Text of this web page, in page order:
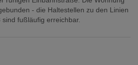
- die Haltestellen zu den Linien
fußläufig erreichbar.